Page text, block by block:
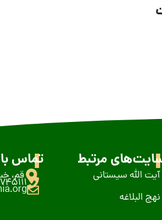
مرتبط
آیت الله سیستانی
نهج البلاغه
تماس
قم،